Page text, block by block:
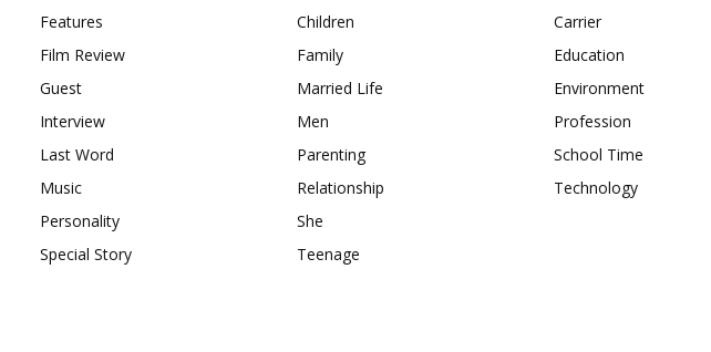
Features
Film Review
Guest
Interview
Last Word
Music
Personality
Special Story
Children
Family
Married Life
Men
Parenting
Relationship
She
Teenage
Carrier
Education
Environment
Profession
School Time
Technology